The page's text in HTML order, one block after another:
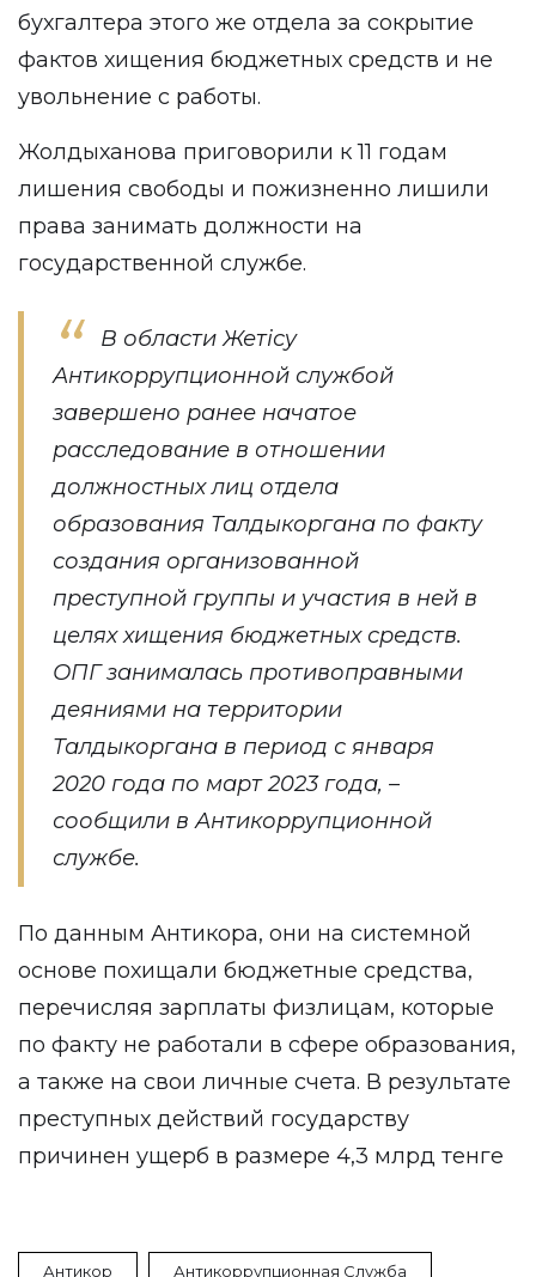
бухгалтера этого же отдела за сокрытие
фактов хищения бюджетных средств и не
увольнение с работы.
Жолдыханова приговорили к 11 годам
лишения свободы и пожизненно лишили
права занимать должности на
государственной службе.
В области Жетісу
Антикоррупционной службой
завершено ранее начатое
расследование в отношении
должностных лиц отдела
образования Талдыкоргана по факту
создания организованной
преступной группы и участия в ней в
целях хищения бюджетных средств.
ОПГ занималась противоправными
деяниями на территории
Талдыкоргана в период с января
2020 года по март 2023 года, –
сообщили в Антикоррупционной
службе.
По данным Антикора, они на системной
основе похищали бюджетные средства,
перечисляя зарплаты физлицам, которые
по факту не работали в сфере образования,
а также на свои личные счета. В результате
преступных действий государству
причинен ущерб в размере 4,3 млрд тенге
Антикор Антикоррупционная Служба